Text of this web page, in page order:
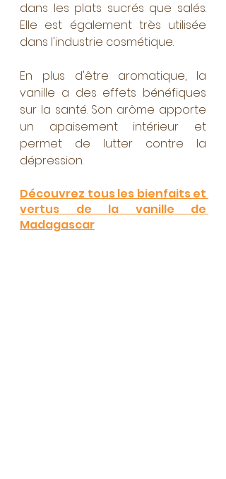
dans les plats sucrés que salés.
Elle est également très utilisée
dans l'industrie cosmétique.
En plus d'être aromatique, la
vanille a des effets bénéfiques
sur la santé. Son arôme apporte
un apaisement intérieur et
permet de lutter contre la
dépression.
Découvrez tous les bienfaits et
vertus de la vanille de
Madagascar